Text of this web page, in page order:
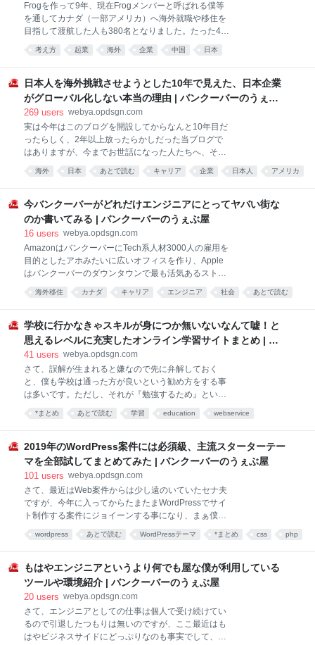
してよいのかわからないのが正直な所で、とりあえず
タイトルにもある通り僕がカナダでFrogという会社を
作って今年で丁度10年、円を稼がなくなって16年、最
高の妻に出会って10年を振り返り、何かシェア出来る
つきで書き出す
Frogを作って9年、現在Frogメンバーと呼ばれる僕等
を通してカナダ（一部アメリカ）へ海外就職や移住を
目指して渡航した人も380名となりました。たった400
人程度と笑われるかもしれませんが、本気で海外進出
を目指す人のサポートをしようとすると、今のスキー
圏でも最大規模の日系Techコミュニティへと成長した
と思いますし、北米を中心として海外就職、移住、起
業、ネットワーク作りに至るまで、困ったら頼れる環
い描いた「あったらいいな」は、ほぼ全て実現させる
ことが出来たと思っています。 次の僕等自身のステー
ジとしては、これまで通り技術者サイドのプレイヤー
もサポートしつつ、起業家、投資家などの海外挑戦の
ア、
考え方 起業 海外 企業 中国 日本
日本人を海外挑戦させようとした10年で見えた、日本企業
がグローバル化しない本当の理由 | バンクーバーのうぇぶ
屋
269 users webya.opdsgn.com
実は今年はこのブログを開設してからなんと10年目だ
ったらしく、2年以上放ったらかしだった当ブログで
はありますが、今までお世話になった人たちへ、そし
て最近仲良くなった人たちに、あとこれから仲良くな
る人達に向けて、ちょっとこの10年を振り返りつつ、
いておこうと思い、とりあえず筆を取ることにしまし
た。 ちなみに最近別でPodcastをしており、そちらも
丁度1年目（50本目）ということもあり、これらの活
いうの書かないとなってノリです。 2年もブランクが
あると、もはや書き方を忘れてる自分がいて早速絶望
を感じていますが、とりあえずいってみましょー！ セ
ナって誰か このブログが多くの人に見られていたのは
をそも
海外 日本 あとで読む キャリア 企業 日本人 アメリカ
今バンクーバーがどれだけエンジニアにとってヤバい街な
のか書いてみる | バンクーバーのうぇぶ屋
16 users webya.opdsgn.com
AmazonはバンクーバーにTech系人材3000人の雇用を
目的としたアホみたいに広いオフィスを作り、Apple
はバンクーバーのダウンタウンで最も活気あるストリ
ートにデベロッパー専用オフィスを開設、Microsoftは
既にデカいMicrosoftビルをバンクーバーのど真ん中に
ンクーバーで作られた皆大好きSlackも新しいオフィス
をバンクーバーに作る予定、日本からだとFujitsuがAI
関連の本社機能を持つオフィスを設立しと、人口たっ
（東京930万人と比較すると1/10にも満たないとい
う…） 他にもそうしたバンクーバー進出企業をまとめ
るとキリが無いのでこの辺の記事を見ながらやばさを
痛感して頂ければと思いますが、今回の記事ではそん
海外移住 カナダ キャリア エンジニア 社会 あとで読む
学校に行かなきゃスキルが身につか無いないなんて嘘！と
思えるレベルに充実したオンライン学習サイトまとめ | バ
ンクーバーのうぇぶ屋
41 users webya.opdsgn.com
さて、誤解が生まれると嫌なので先に弁解しておく
と、僕も学校は通った方が良いという勧め方をする事
は多いです。ただし、それが『勉強するため』という
だけであれば学校に行く必要はない時代ってもう来て
ると思うんですよね。学校へ通う意味というのをどれ
ぞれだと思うのですが、例えば僕の思う学校という場
所は勉強のためにいくというより、その場所でしか手
に入らないリソースを使いに行く場所。人脈、コネク
海外であればビザ、そういった勉強自体とは別の価値
がある場合に限り、学校の利用を検討すべき物だと個
人的には解釈しています。なんとなくで良いから適当
に学校へ行くというのは、もはや自殺行為の時代が来
時に学校という選択肢を取る場合、
*まとめ あとで読む 学習 education webservice
2019年のWordPress案件には必須級、主流スターターテー
マを全部試してまとめてみた | バンクーバーのうぇぶ屋
101 users webya.opdsgn.com
さて、最近はWeb案件からは少し遠のいていたセナ夫
ですが、今年に入ってからたまたまWordPressでサイ
ト制作する案件にジョイーンする事になり、まぁ僕が
入る案件といえば大体メディア系ばっかりなんです
が、その時に「Understrap」というWordPressのスタ
ながら聞いた事がなく、色々錯誤していたらまぁまぁ
使いやすかったわけですね。 ブランクもそれなりにあ
るし、今年はメディア系の案件にも結構どっぷり浸か
アな皆様の話について行けるようにと、今回スタータ
ーテーマ系を一度全部まとめておこうというのが目的
で記事を書いてみます。 ちなみに「日本でWeb制作し
wordpress あとで読む WordPressテーマ *まとめ css php
もはやエンジニアというより何でも屋な僕が利用している
ツールや環境紹介 | バンクーバーのうぇぶ屋
20 users webya.opdsgn.com
さて、エンジニアとしての仕事は個人で受け続けてい
るので引退したつもりは無いのですが、ここ最近はも
はやビジネスサイドにどっぷりなのも事実でして、も